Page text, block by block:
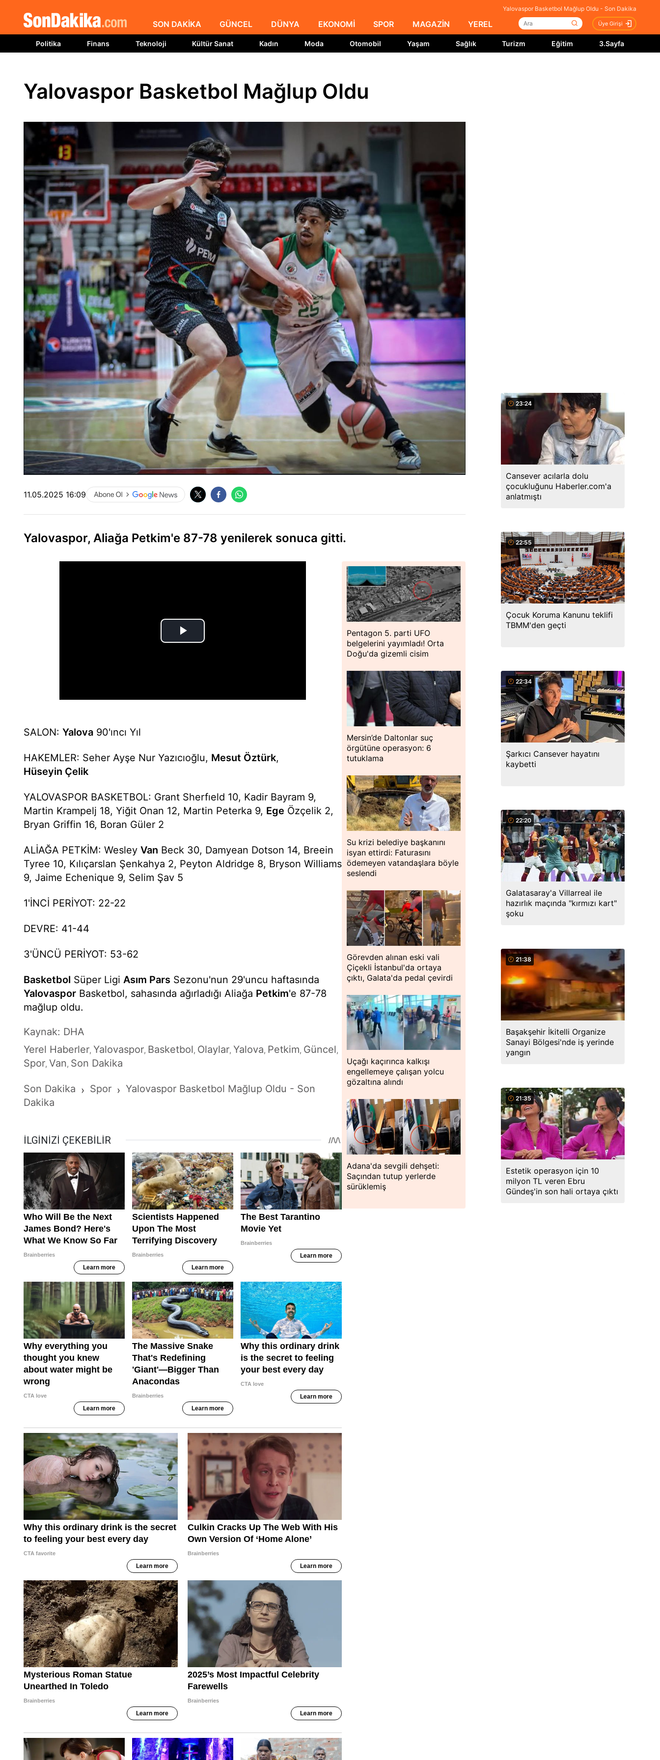
Yalovaspor Basketbol Mağlup Oldu - Son Dakika
SON DAKİKA GÜNCEL DÜNYA EKONOMİ SPOR MAGAZİN YEREL Üye Girişi
Politika Finans Teknoloji Kültür Sanat Kadın Moda Otomobil Yaşam Sağlık Turizm Eğitim 3.Sayfa
Yalovaspor Basketbol Mağlup Oldu
11.05.2025 16:09
Yalovaspor, Aliağa Petkim'e 87-78 yenilerek sonuca gitti.
SALON: Yalova 90'ıncı Yıl
HAKEMLER: Seher Ayşe Nur Yazıcıoğlu, Mesut Öztürk,
Hüseyin Çelik
YALOVASPOR BASKETBOL: Grant Sherfıeld 10, Kadir Bayram 9,
Martin Krampelj 18, Yiğit Onan 12, Martin Peterka 9, Ege Özçelik 2,
Bryan Griffin 16, Boran Güler 2
ALİAĞA PETKİM: Wesley Van Beck 30, Damyean Dotson 14, Breein
Tyree 10, Kılıçarslan Şenkahya 2, Peyton Aldridge 8, Bryson Williams
9, Jaime Echenique 9, Selim Şav 5
1'İNCİ PERİYOT: 22-22
DEVRE: 41-44
3'ÜNCÜ PERİYOT: 53-62
Basketbol Süper Ligi Asım Pars Sezonu'nun 29'uncu haftasında
Yalovaspor Basketbol, sahasında ağırladığı Aliağa Petkim'e 87-78
mağlup oldu.
Kaynak: DHA
Yerel Haberler, Yalovaspor, Basketbol, Olaylar, Yalova, Petkim, Güncel,
Spor, Van, Son Dakika
Son Dakika › Spor › Yalovaspor Basketbol Mağlup Oldu - Son
Dakika
Pentagon 5. parti UFO
belgelerini yayımladı! Orta
Doğu'da gizemli cisim
Mersin’de Daltonlar suç
örgütüne operasyon: 6
tutuklama
Su krizi belediye başkanını
isyan ettirdi: Faturasını
ödemeyen vatandaşlara böyle
seslendi
Görevden alınan eski vali
Çiçekli İstanbul'da ortaya
çıktı, Galata'da pedal çevirdi
Uçağı kaçırınca kalkışı
engellemeye çalışan yolcu
gözaltına alındı
Adana'da sevgili dehşeti:
Saçından tutup yerlerde
sürüklemiş
23:24
Cansever acılarla dolu
çocukluğunu Haberler.com'a
anlatmıştı
22:55
Çocuk Koruma Kanunu teklifi
TBMM'den geçti
22:34
Şarkıcı Cansever hayatını
kaybetti
22:20
Galatasaray'a Villarreal ile
hazırlık maçında "kırmızı kart"
şoku
21:38
Başakşehir İkitelli Organize
Sanayi Bölgesi'nde iş yerinde
yangın
21:35
Estetik operasyon için 10
milyon TL veren Ebru
Gündeş'in son hali ortaya çıktı